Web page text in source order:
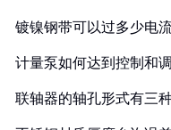
镀镍钢带可以过多少电
计量泵如何达到控制和
联轴器的轴孔形式有三